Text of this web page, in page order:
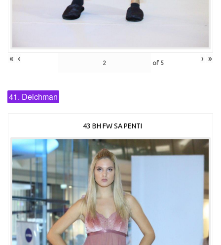
« ‹ of 5 › »
41. Deichman
43 BH FW SA PENTI